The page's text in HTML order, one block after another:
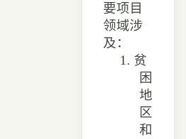
要项目
领域涉
及：
1. 贫
困
地
区
和